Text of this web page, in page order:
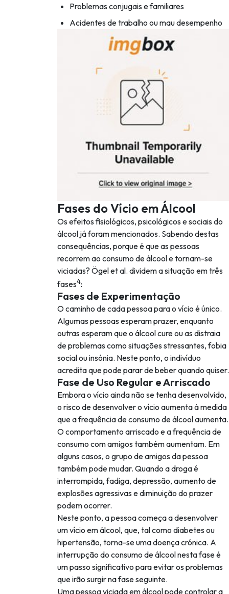
Problemas conjugais e familiares
Acidentes de trabalho ou mau desempenho
Fases do Vício em Álcool
Os efeitos fisiológicos, psicológicos e sociais do
álcool já foram mencionados. Sabendo destas
consequências, porque é que as pessoas
recorrem ao consumo de álcool e tornam-se
viciadas? Ögel et al. dividem a situação em três
fases4:
Fases de Experimentação
O caminho de cada pessoa para o vício é único.
Algumas pessoas esperam prazer, enquanto
outras esperam que o álcool cure ou as distraia
de problemas como situações stressantes, fobia
social ou insónia. Neste ponto, o indivíduo
acredita que pode parar de beber quando quiser.
Fase de Uso Regular e Arriscado
Embora o vício ainda não se tenha desenvolvido,
o risco de desenvolver o vício aumenta à medida
que a frequência de consumo de álcool aumenta.
O comportamento arriscado e a frequência de
consumo com amigos também aumentam. Em
alguns casos, o grupo de amigos da pessoa
também pode mudar. Quando a droga é
interrompida, fadiga, depressão, aumento de
explosões agressivas e diminuição do prazer
podem ocorrer.
Neste ponto, a pessoa começa a desenvolver
um vício em álcool, que, tal como diabetes ou
hipertensão, torna-se uma doença crónica. A
interrupção do consumo de álcool nesta fase é
um passo significativo para evitar os problemas
que irão surgir na fase seguinte.
Uma pessoa viciada em álcool pode controlar a